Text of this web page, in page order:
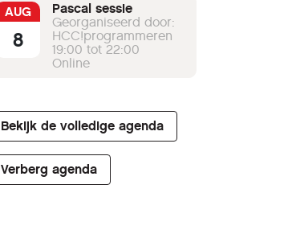
AUG
8
Pascal sessie
Georganiseerd door:
HCC!programmeren
19:00 tot 22:00
Online
Bekijk de volledige agenda
Verberg agenda